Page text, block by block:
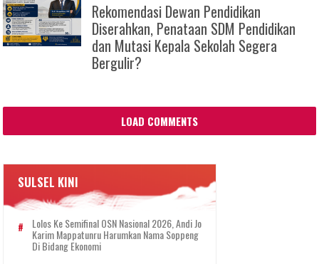
Rekomendasi Dewan Pendidikan
Diserahkan, Penataan SDM Pendidikan
dan Mutasi Kepala Sekolah Segera
Bergulir?
LOAD COMMENTS
SULSEL KINI
Lolos Ke Semifinal OSN Nasional 2026, Andi Jo
Karim Mappatunru Harumkan Nama Soppeng
Di Bidang Ekonomi